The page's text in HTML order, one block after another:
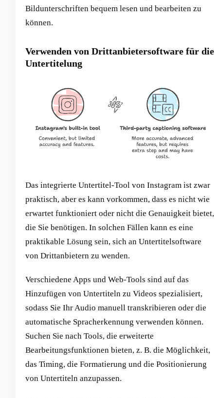
Bildunterschriften bequem lesen und bearbeiten zu
können.
Verwenden von Drittanbietersoftware für die
Untertitelung
Das integrierte Untertitel-Tool von Instagram ist zwar
praktisch, aber es kann vorkommen, dass es nicht wie
erwartet funktioniert oder nicht die Genauigkeit bietet,
die Sie benötigen. In solchen Fällen kann es eine
praktikable Lösung sein, sich an Untertitelsoftware
von Drittanbietern zu wenden.
Verschiedene Apps und Web-Tools sind auf das
Hinzufügen von Untertiteln zu Videos spezialisiert,
sodass Sie Ihr Audio manuell transkribieren oder die
automatische Spracherkennung verwenden können.
Suchen Sie nach Tools, die erweiterte
Bearbeitungsfunktionen bieten, z. B. die Möglichkeit,
das Timing, die Formatierung und die Positionierung
von Untertiteln anzupassen.